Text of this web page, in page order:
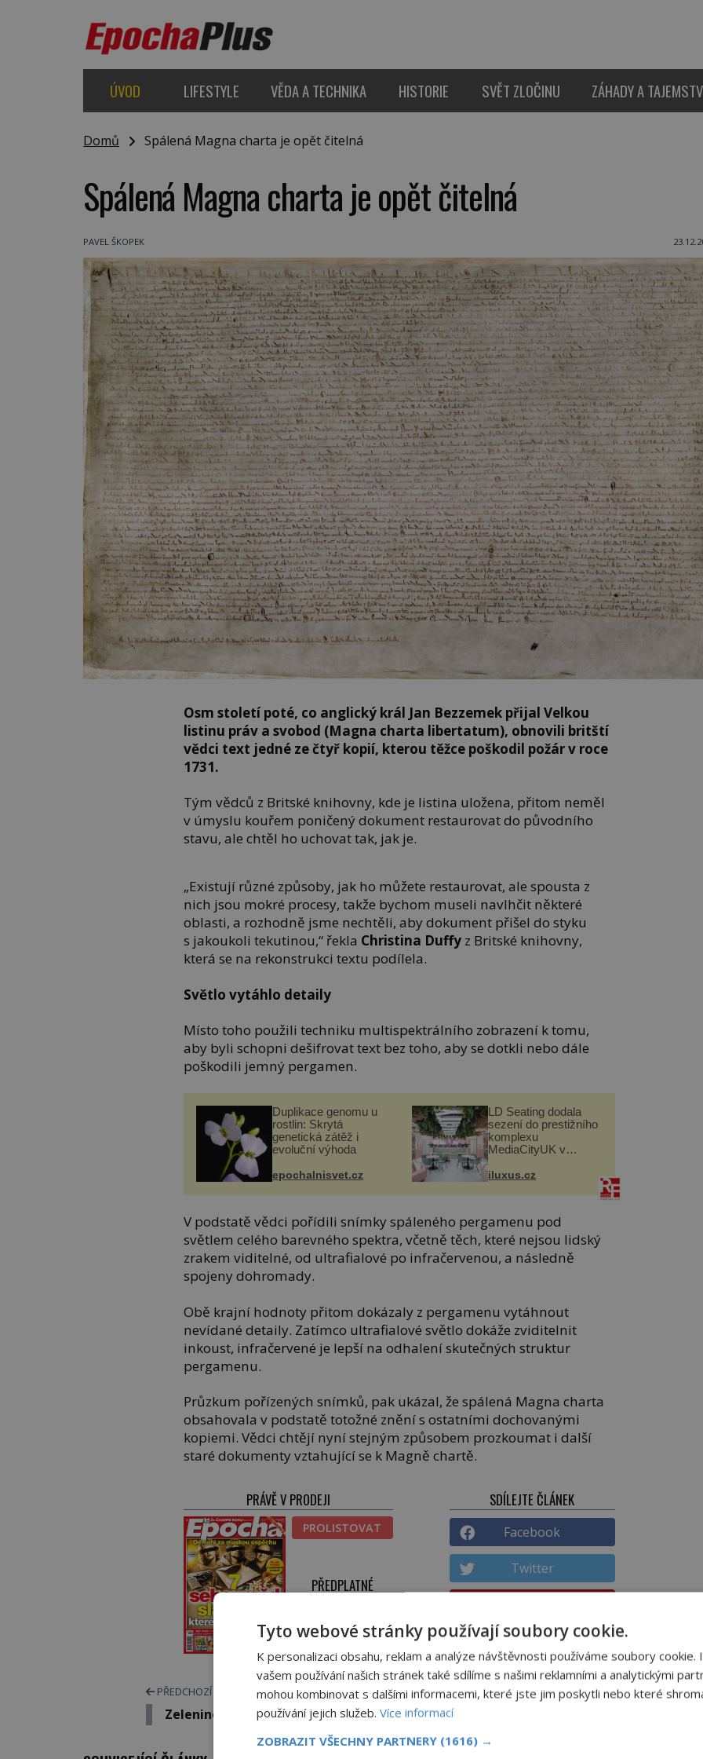
ÚVOD LIFESTYLE VĚDA A TECHNIKA HISTORIE SVĚT ZLOČINU ZÁHADY A
Domů Spálená Magna charta je opět čitelná
Spálená Magna charta je opět čitelná
PAVEL ŠKOPEK
Osm století poté, co anglický král Jan Bezzemek přijal Velkou
listinu práv a svobod (Magna charta libertatum), obnovili britští
vědci text jedné ze čtyř kopií, kterou těžce poškodil požár v roce
1731.
Tým vědců z Britské knihovny, kde je listina uložena, přitom neměl
v úmyslu kouřem poničený dokument restaurovat do původního
stavu, ale chtěl ho uchovat tak, jak je.
„Existují různé způsoby, jak ho můžete restaurovat, ale spousta z
nich jsou mokré procesy, takže bychom museli navlhčit některé
oblasti, a rozhodně jsme nechtěli, aby dokument přišel do styku
s jakoukoli tekutinou,“ řekla Christina Duffy z Britské knihovny,
která se na rekonstrukci textu podílela.
Světlo vytáhlo detaily
Místo toho použili techniku multispektrálního zobrazení k tomu,
aby byli schopni dešifrovat text bez toho, aby se dotkli nebo dále
poškodili jemný pergamen.
Duplikace genomu u
rostlin: Skrytá
genetická zátěž i
evoluční výhoda
epochalnisvet.cz
LD Seating dodala
sezení do prestižního
komplexu
MediaCityUK v
iluxus.cz
V podstatě vědci pořídili snímky spáleného pergamenu pod
světlem celého barevného spektra, včetně těch, které nejsou lidský
zrakem viditelné, od ultrafialové po infračervenou, a následně
spojeny dohromady.
Obě krajní hodnoty přitom dokázaly z pergamenu vytáhnout
nevídané detaily. Zatímco ultrafialové světlo dokáže zviditelnit
inkoust, infračervené je lepší na odhalení skutečných struktur
pergamenu.
Průzkum pořízených snímků, pak ukázal, že spálená Magna charta
obsahovala v podstatě totožné znění s ostatními dochovanými
kopiemi. Vědci chtějí nyní stejným způsobem prozkoumat i další
staré dokumenty vztahující se k Magně chartě.
PRÁVĚ V PRODEJI
PROLISTOVAT
PŘEDPLATNÉ
TIŠTĚNÉ
SDÍLEJTE ČLÁNEK
Facebook
Twitter
Email
PŘEDCHOZÍ ČLÁNEK
Zeleninová směs s příchutí kokainu
DALŠÍ ČLÁNEK
Tyto webové stránky používají soubory cookie.
K personalizaci obsahu, reklam a analýze návštěvnosti používáme soubory cookie.
vašem používání našich stránek také sdílíme s našimi reklamními a analytickými
mohou kombinovat s dalšími informacemi, které jste jim poskytli nebo které
používání jejich služeb. Více informací
ZOBRAZIT VŠECHNY PARTNERY (1616) →